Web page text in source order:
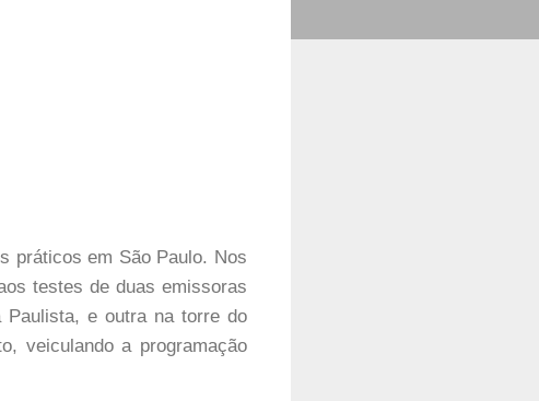
práticos em São Paulo. Nos
testes de duas emissoras
Paulista, e outra na torre do
veiculando a programação